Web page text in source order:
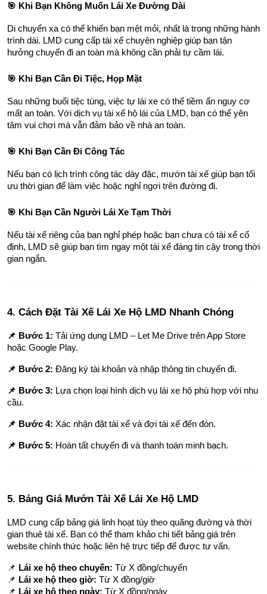
🎯 Khi Bạn Không Muốn Lái Xe Đường Dài
Di chuyển xa có thể khiến bạn mệt mỏi, nhất là trong những hành
trình dài. LMD cung cấp tài xế chuyên nghiệp giúp bạn tận
hưởng chuyến đi an toàn mà không cần phải tự cầm lái.
🎯 Khi Bạn Cần Đi Tiệc, Họp Mặt
Sau những buổi tiệc tùng, việc tự lái xe có thể tiềm ẩn nguy cơ
mất an toàn. Với dịch vụ tài xế hộ lái của LMD, bạn có thể yên
tâm vui chơi mà vẫn đảm bảo về nhà an toàn.
🎯 Khi Bạn Cần Đi Công Tác
Nếu bạn có lịch trình công tác dày đặc, mướn tài xế giúp bạn tối
ưu thời gian để làm việc hoặc nghỉ ngơi trên đường đi.
🎯 Khi Bạn Cần Người Lái Xe Tạm Thời
Nếu tài xế riêng của bạn nghỉ phép hoặc bạn chưa có tài xế cố
định, LMD sẽ giúp bạn tìm ngay một tài xế đáng tin cậy trong thời
gian ngắn.
4. Cách Đặt Tài Xế Lái Xe Hộ LMD Nhanh Chóng
📌 Bước 1: Tải ứng dụng LMD – Let Me Drive trên App Store
hoặc Google Play.
📌 Bước 2: Đăng ký tài khoản và nhập thông tin chuyến đi.
📌 Bước 3: Lựa chọn loại hình dịch vụ lái xe hộ phù hợp với nhu
cầu.
📌 Bước 4: Xác nhận đặt tài xế và đợi tài xế đến đón.
📌 Bước 5: Hoàn tất chuyến đi và thanh toán minh bạch.
5. Bảng Giá Mướn Tài Xế Lái Xe Hộ LMD
LMD cung cấp bảng giá linh hoạt tùy theo quãng đường và thời
gian thuê tài xế. Bạn có thể tham khảo chi tiết bảng giá trên
website chính thức hoặc liên hệ trực tiếp để được tư vấn.
📌 Lái xe hộ theo chuyến: Từ X đồng/chuyến
📌 Lái xe hộ theo giờ: Từ X đồng/giờ
📌 Lái xe hộ theo ngày: Từ X đồng/ngày